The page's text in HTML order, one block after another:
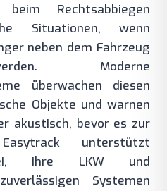
Rechtsabbiegen
Situationen, wenn
neben dem Fahrzeug
Moderne
überwachen diesen
Objekte und warnen
akustisch, bevor es zur
unterstützt
ihre LKW und
Systemen